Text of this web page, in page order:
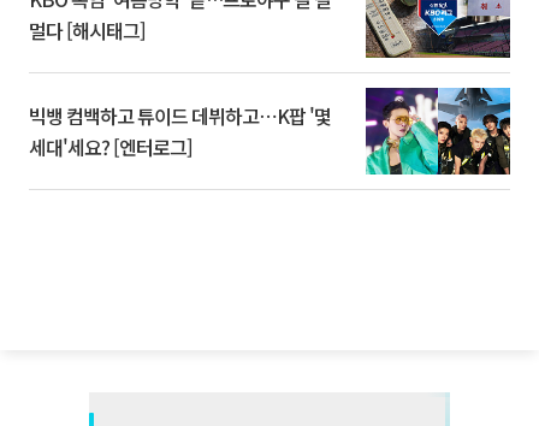
멀다 [해시태그]
빅뱅 컴백하고 튜이드 데뷔하고⋯K팝 '몇
세대'세요? [엔터로그]